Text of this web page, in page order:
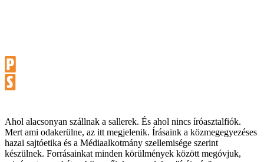
Ahol alacsonyan szállnak a sallerek. És ahol nincs íróasztalfiók.
Mert ami odakerülne, az itt megjelenik. Írásaink a közmegegyezéses
hazai sajtóetika és a Médiaalkotmány szellemisége szerint
készülnek. Forrásainkat minden körülmények között megóvjuk,